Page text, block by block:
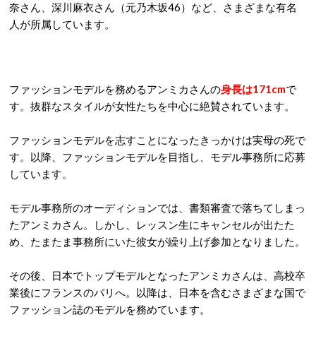
奈さん、深川麻衣さん（元乃木坂46）など、さまざまな有名
人が所属しています。
ファッションモデルを務めるアンミカさんの身長は171cmで
す。抜群なスタイルが女性たちを中心に絶賛されています。
ファッションモデルを志すことになったきっかけは実母の死で
す。以降、ファッションモデルを目指し、モデル事務所に応募
しています。
モデル事務所のオーディションでは、書類審査で落ちてしまっ
たアンミカさん。しかし、レッスン生にキャンセルが出たた
め、たまたま事務所にいた彼女が繰り上げ参加となりました。
その後、日本でトップモデルとなったアンミカさんは、高校卒
業後にフランスのパリへ。以降は、日本を含むさまざまな国で
ファッション誌のモデルを務めています。